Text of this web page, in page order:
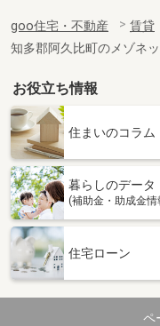
goo住宅・不動産 賃貸
知多郡阿久比町のメゾネ
お役立ち情報
住まいのコラム
暮らしのデータ
(補助金・助成金情
住宅ローン
ペ